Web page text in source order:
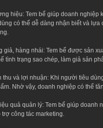
hiệu: Tem bể giúp doanh
có thể dễ dàng nhận biết và
giả, hàng nhái: Tem bể được sản
tình trạng sao chép, làm giả sản
thu và lợi nhuận: Khi người tiêu
Nhờ vậy, doanh nghiệp có thể
quả quản lý: Tem bể giúp doanh
trợ công tác marketing.